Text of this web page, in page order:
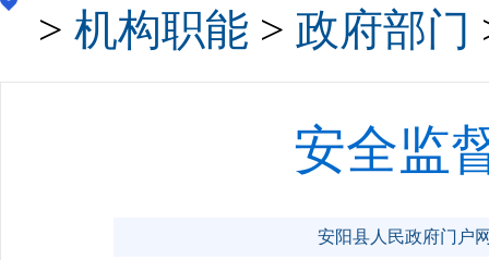
> 机构职能 > 政府部门
安全监
安阳县人民政府门户